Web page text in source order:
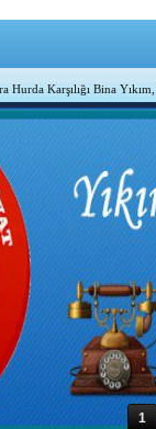
Hurda Karşılığı Bina
1